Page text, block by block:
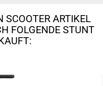
SCOOTER ARTIKEL
FOLGENDE STUNT